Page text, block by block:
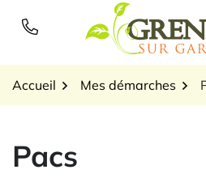
Accueil Mes démarches
Pacs